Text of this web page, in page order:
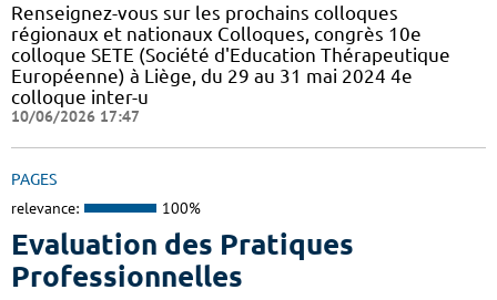
Renseignez-vous sur les prochains colloques
régionaux et nationaux Colloques, congrès 10e
colloque SETE (Société d'Education Thérapeutique
Européenne) à Liège, du 29 au 31 mai 2024 4e
colloque inter-u
10/06/2026 17:47
PAGES
relevance: 100%
Evaluation des Pratiques
Professionnelles